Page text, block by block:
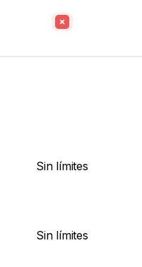
Sin límites
Sin límites